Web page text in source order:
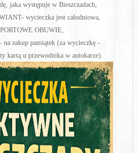
zakup pamiątek (za wycieczkę -
kartą u przewodnika w autokarze).